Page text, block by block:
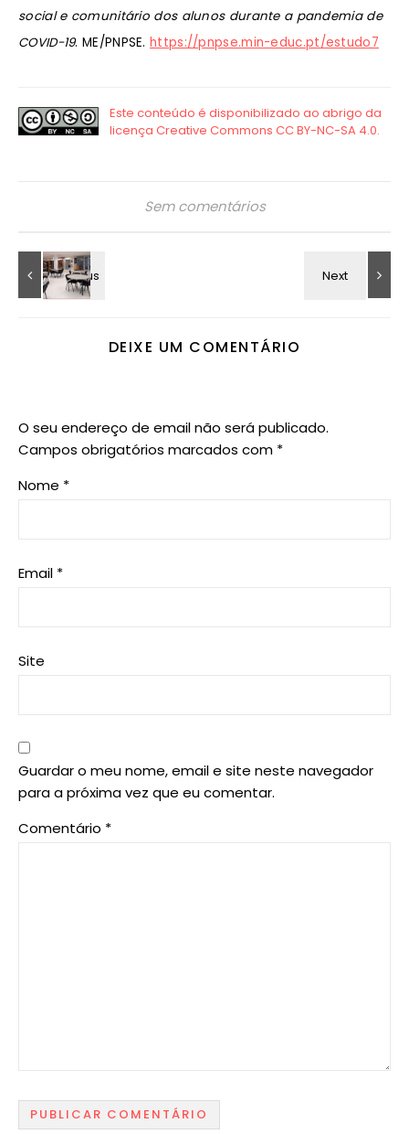
social e comunitário dos alunos durante a pandemia de
COVID-19. ME/PNPSE.https://pnpse.min-educ.pt/estudo7
Sem comentários
DEIXE UM COMENTÁRIO
O seu endereço de email não será publicado.
Campos obrigatórios marcados com *
Nome *
Email *
Site
Guardar o meu nome, email e site neste navegador
para a próxima vez que eu comentar.
Comentário *